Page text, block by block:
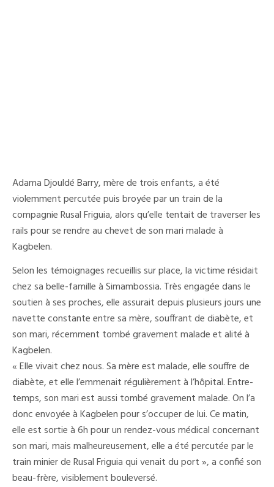
Adama Djouldé Barry, mère de trois enfants, a été
violemment percutée puis broyée par un train de la
compagnie Rusal Friguia, alors qu’elle tentait de traverser les
rails pour se rendre au chevet de son mari malade à
Kagbelen.
Selon les témoignages recueillis sur place, la victime résidait
chez sa belle-famille à Simambossia. Très engagée dans le
soutien à ses proches, elle assurait depuis plusieurs jours une
navette constante entre sa mère, souffrant de diabète, et
son mari, récemment tombé gravement malade et alité à
Kagbelen.
« Elle vivait chez nous. Sa mère est malade, elle souffre de
diabète, et elle l’emmenait régulièrement à l’hôpital. Entre-
temps, son mari est aussi tombé gravement malade. On l’a
donc envoyée à Kagbelen pour s’occuper de lui. Ce matin,
elle est sortie à 6h pour un rendez-vous médical concernant
son mari, mais malheureusement, elle a été percutée par le
train minier de Rusal Friguia qui venait du port », a confié son
beau-frère, visiblement bouleversé.